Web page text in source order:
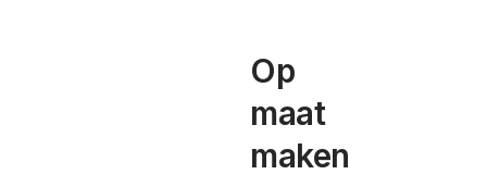
Op
maat
maken